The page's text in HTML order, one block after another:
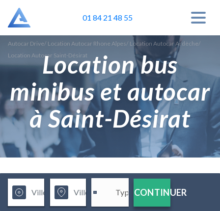
01 84 21 48 55
Autocar Drive/ Location Autocar Rhone Alpes/ Location Autocar Ardèche/
Location Autocar Saint-Désirat
Location bus
minibus et autocar
à Saint-Désirat
CONTINUER